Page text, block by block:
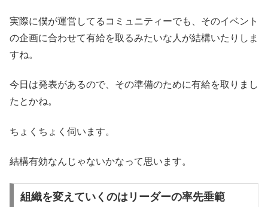
実際に僕が運営してるコミュニティーでも、そのイベント
の企画に合わせて有給を取るみたいな人が結構いたりしま
すね。
今日は発表があるので、その準備のために有給を取りまし
たとかね。
ちょくちょく伺います。
結構有効なんじゃないかなって思います。
組織を変えていくのはリーダーの率先垂範